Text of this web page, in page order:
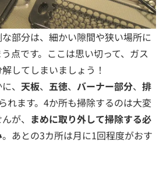
部分は、細かい隙間や狭い場所に
点です。ここは思い切って、ガス
してしまいましょう！
、 天板、 五徳、 バーナー部分、 排
れます。4か所も掃除するのは大変
が、 まめに取り外して掃除する必
。あとの3カ所は月に1回程度がおす